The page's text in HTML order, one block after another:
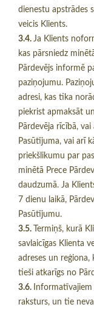
dienestu apstrādes
veicis Klients.
3.4. Ja Klients
kas pārsniedz
Pārdevējs informē
paziņojumu.
adresi, kas tika
piekrist apmaksāt
Pārdevēja rīcībā,
Pasūtījuma, vai arī
priekšlikumu par
minētā Prece
daudzumā. Ja
7 dienu laikā,
Pasūtījumu.
3.5.
Termiņš, kurā
savlaicīgas Klienta
adreses un
tieši atkarīgs no
3.6.
raksturs, un tie